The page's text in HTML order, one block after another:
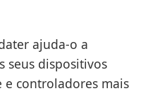
ajuda-o a
seus dispositivos
e controladores mais